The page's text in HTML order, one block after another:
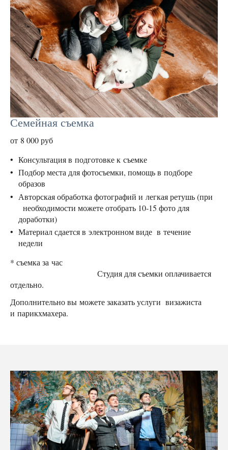
Семейная съемка
от 8 000 руб
Консультация в подготовке к съемке
Подбор места для фотосъемки, помощь в подборе
образов
Авторская обработка фотографий и легкая ретушь (при
необходимости можете отобрать 10-15 фото для
доработки)
Материал сдается в электронном виде в течение
недели
* съемка за час
Студия для съемки оплачивается
отдельно.
Дополнительно вы можете заказать услуги визажиста
и парикхмахера.